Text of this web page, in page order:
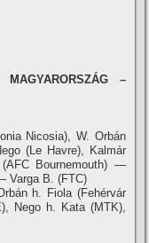
MAGYARORSZÁG –
Nicosia), W. Orbán
(Le Havre), Kalmár
Bournemouth) —
Varga B. (FTC)
h. Fiola (Fehérvár
Nego h. Kata (MTK),